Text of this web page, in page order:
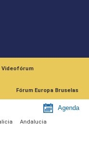
Videofórum
Fórum Europa Bruselas
Agenda
Andalucia